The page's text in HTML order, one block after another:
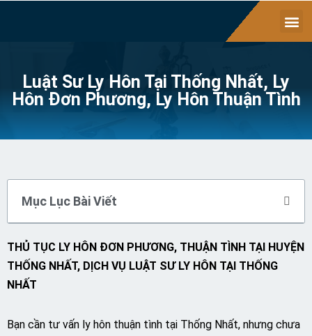
Luật Sư Ly Hôn Tại Thống Nhất, Ly
Hôn Đơn Phương, Ly Hôn Thuận Tình
Mục Lục Bài Viết
THỦ TỤC LY HÔN ĐƠN PHƯƠNG, THUẬN TÌNH TẠI HUYỆN
THỐNG NHẤT, DỊCH VỤ LUẬT SƯ LY HÔN TẠI THỐNG
NHẤT
Bạn cần tư vấn ly hôn thuận tình tại Thống Nhất, nhưng chưa